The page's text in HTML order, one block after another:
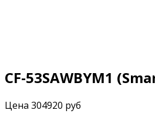
CF-53SAWBYM1
Цена 304920 руб